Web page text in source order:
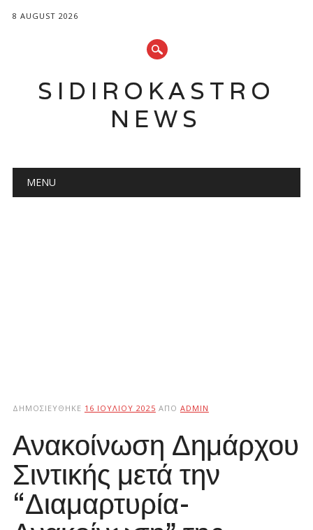
8 AUGUST 2026
SIDIROKASTRO
NEWS
Main menu
MENU
ΔΗΜΟΣΙΕΎΘΗΚΕ 16 ΙΟΥΛΊΟΥ 2025 ΑΠΌ ADMIN
Ανακοίνωση Δημάρχου
Σιντικής μετά την
“Διαμαρτυρία-